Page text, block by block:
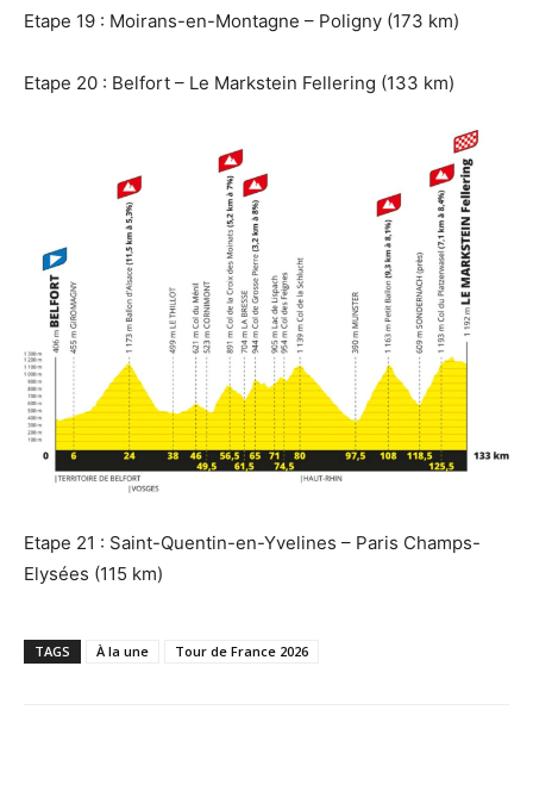
Etape 19 : Moirans-en-Montagne – Poligny (173 km)
Etape 20 : Belfort – Le Markstein Fellering (133 km)
Etape 21 : Saint-Quentin-en-Yvelines – Paris Champs-
Elysées (115 km)
TAGS À la une Tour de France 2026